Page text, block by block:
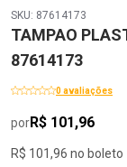
SKU: 87614173
TAMPAO
87614173
0 avaliações
porR$ 101,96
R$ 101,96 no boleto